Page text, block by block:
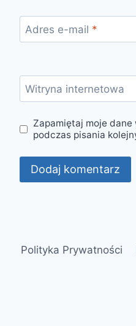
Adres e-mail *
Witryna internetowa
Zapamiętaj moje
podczas pisania
Polityka Prywatności